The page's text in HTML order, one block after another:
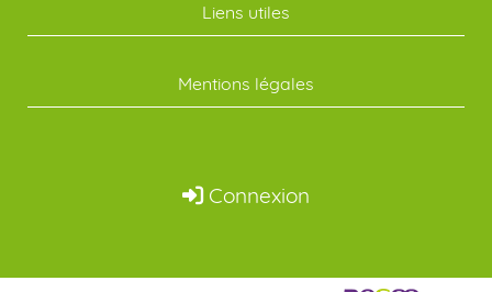
Liens utiles
Mentions légales
Connexion